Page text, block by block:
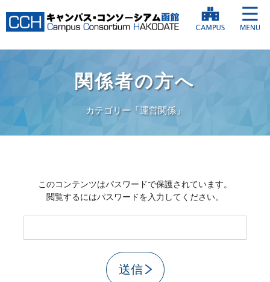
関係者の方へ
カテゴリー「運営関係」
このコンテンツはパスワードで保護されています。
閲覧するにはパスワードを入力してください。
送信